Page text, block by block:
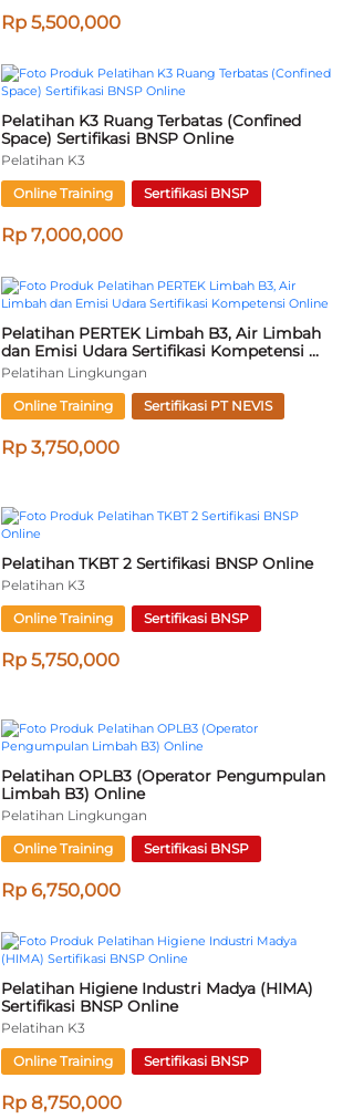
Online Training
Rp 5,750,000
Pelatihan Auditor SMK3 Sertifikasi BNSP
Online
Pelatihan K3
Online Training
Rp 4,750,000
Pelatihan Teknisi K3 Listrik Sertifikasi BNSP
Online Training
Sertifikasi BNSP
Rp 5,500,000
Pelatihan K3 Ruang Terbatas (Confined
Space) Sertifikasi BNSP Online
Online Training
Sertifikasi BNSP
Rp 7,000,000
Pelatihan PERTEK Limbah B3, Air Limbah